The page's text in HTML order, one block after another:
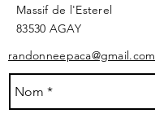
Massif de l'Esterel
83530 AGAY ​
randonneepaca@gmail.com